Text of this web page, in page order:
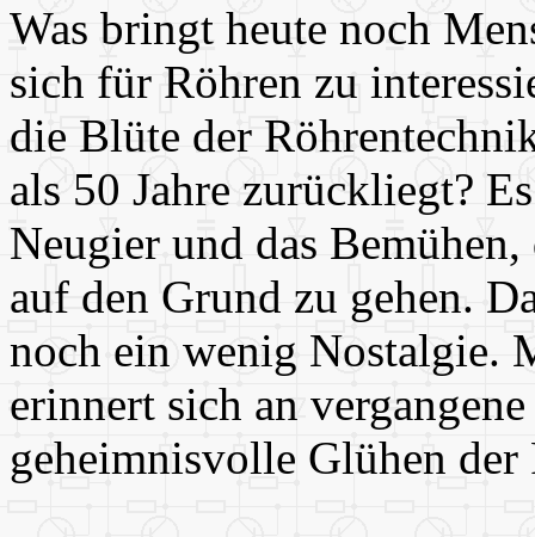
Was bringt heute noch
sich für Röhren zu
die Blüte der
als 50 Jahre zurückliegt?
Neugier und das
auf den Grund zu gehen.
noch ein wenig Nostalgie.
erinnert sich an vergangene
geheimnisvolle Glühen